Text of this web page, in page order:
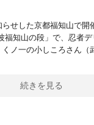
せした京都福知山で開
福知山の段」で、忍者
ノ一の小しころさん（
続きを見る